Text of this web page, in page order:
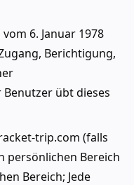
6. Januar 1978
Berichtigung,
übt dieses
trip.com (falls
persönlichen Bereich
Bereich; Jede